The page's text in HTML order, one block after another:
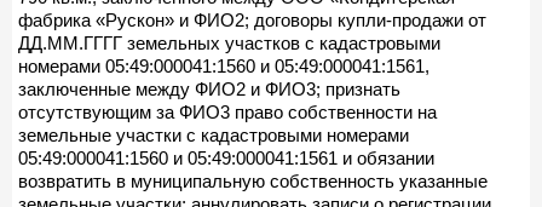
фабрика «Рускон» и ФИО2; договоры купли-продажи от
ДД.ММ.ГГГГ земельных участков с кадастровыми
номерами 05:49:000041:1560 и 05:49:000041:1561,
заключенные между ФИО2 и ФИО3; признать
отсутствующим за ФИО3 право собственности на
земельные участки с кадастровыми номерами
05:49:000041:1560 и 05:49:000041:1561 и обязании
возвратить в муниципальную собственность указанные